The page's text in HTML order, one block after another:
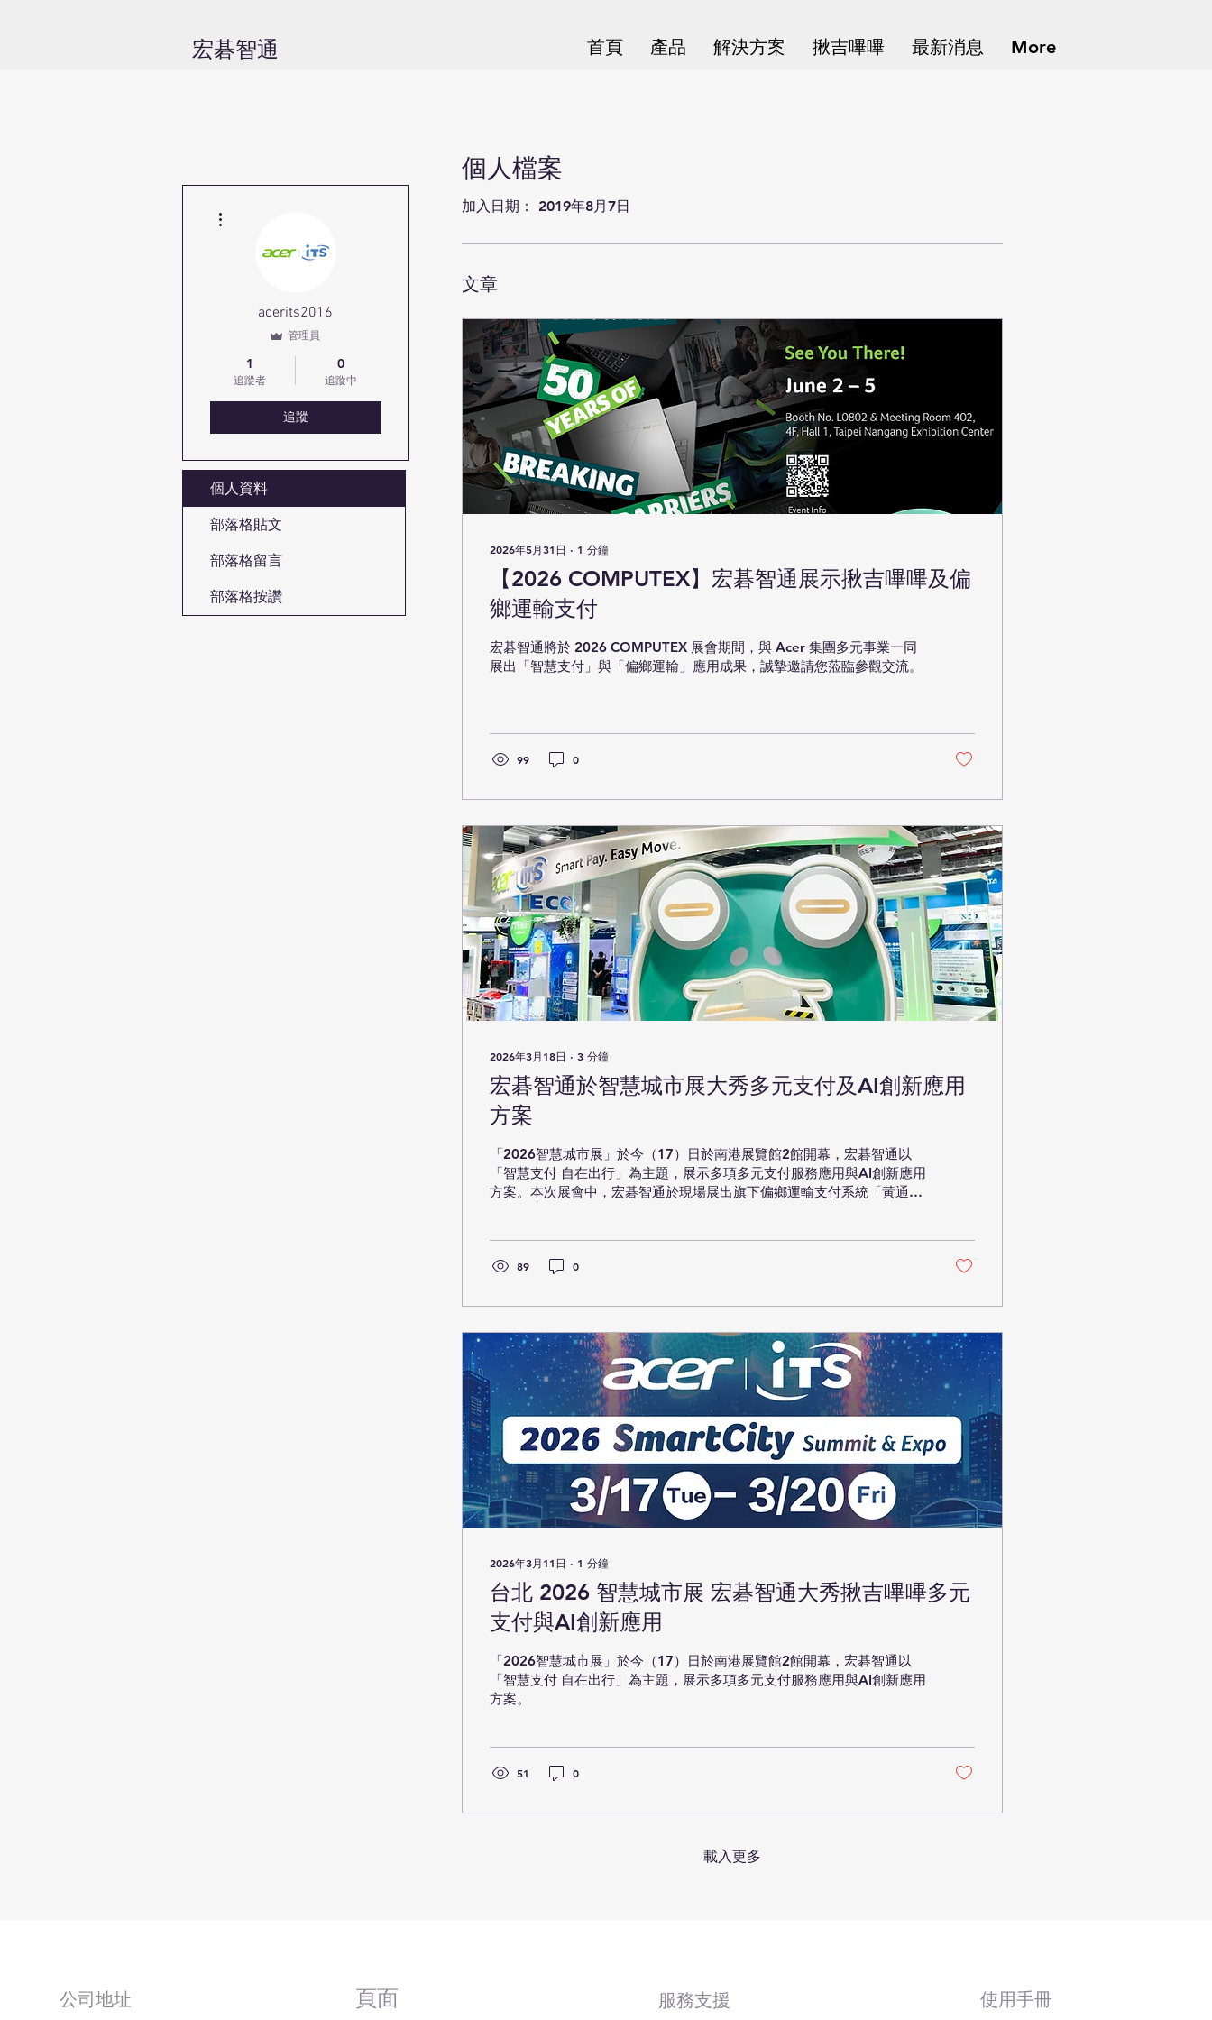
​宏碁智通 首頁 產品 解決方案 揪吉嗶嗶 最新消息 More
個人檔案
加入日期： 2019年8月7日
文章
2026年5月31日 ∙ 1 分鐘
【2026 COMPUTEX】宏碁智通展示揪吉嗶嗶及偏
鄉運輸支付
宏碁智通將於 2026 COMPUTEX 展會期間，與 Acer 集團多元事業一同
展出「智慧支付」與「偏鄉運輸」應用成果，誠摯邀請您蒞臨參觀交流。
99 0
2026年3月18日 ∙ 3 分鐘
宏碁智通於智慧城市展大秀多元支付及AI創新應用
方案
「2026智慧城市展」於今（17）日於南港展覽館2館開幕，宏碁智通以
「智慧支付 自在出行」為主題，展示多項多元支付服務應用與AI創新應用
方案。本次展會中，宏碁智通於現場展出旗下偏鄉運輸支付系統「黃通通
89 0
2026年3月11日 ∙ 1 分鐘
台北 2026 智慧城市展 宏碁智通大秀揪吉嗶嗶多元
支付與AI創新應用
「2026智慧城市展」於今（17）日於南港展覽館2館開幕，宏碁智通以
「智慧支付 自在出行」為主題，展示多項多元支付服務應用與AI創新應用
方案。
51 0
載入更多
acerits2016
管理員
1
追蹤者
0
追蹤中
追蹤
個人資料
部落格貼文
部落格留言
部落格按讚
公司地址 ​頁面 服務支援 使用手冊